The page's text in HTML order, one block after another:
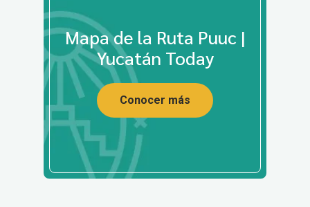
Mapa de la Ruta Puuc |
Yucatán Today
Conocer más